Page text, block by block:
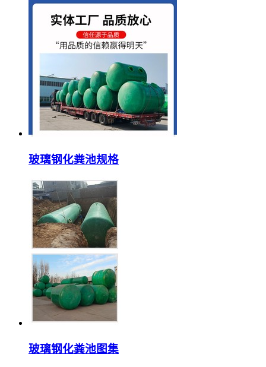
玻璃钢化粪池规格
玻璃钢化粪池图集